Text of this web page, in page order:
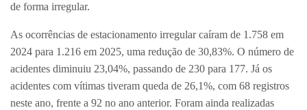
de forma irregular.
As ocorrências de estacionamento irregular caíram de 1.758 em
2024 para 1.216 em 2025, uma redução de 30,83%. O número de
acidentes diminuiu 23,04%, passando de 230 para 177. Já os
acidentes com vítimas tiveram queda de 26,1%, com 68 registros
neste ano, frente a 92 no ano anterior. Foram ainda realizadas